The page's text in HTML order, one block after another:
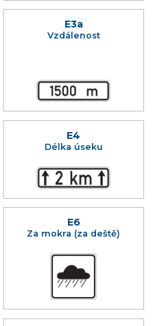
E3a
Vzdálenost
E4
Délka úseku
E6
Za mokra (za deště)